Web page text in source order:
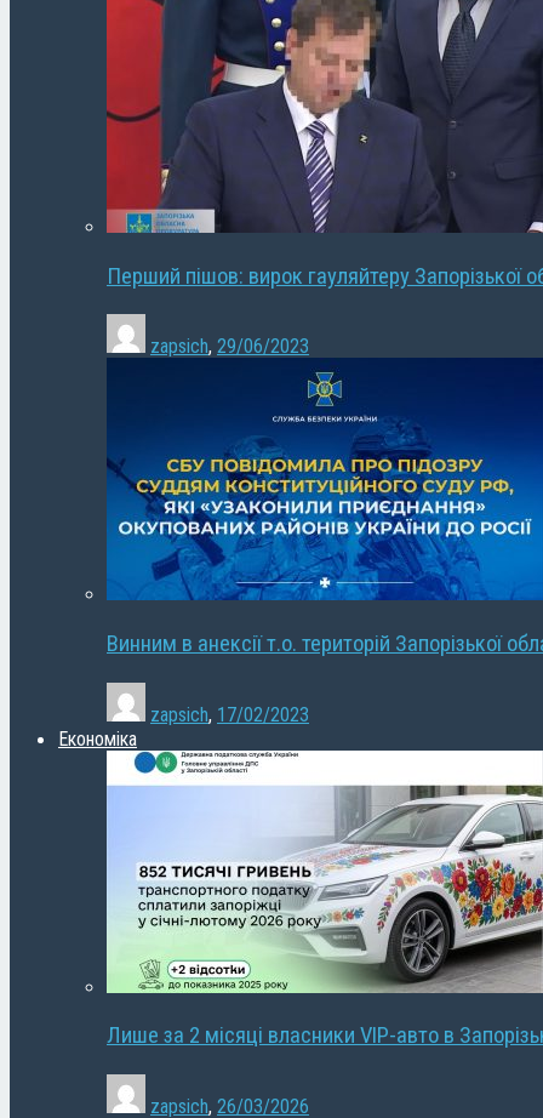
Перший пішов: вирок гауляйтеру Запорізької
zapsich, 29/06/2023
Винним в анексії т.о. територій Запорізької
zapsich, 17/02/2023
Економіка
Лише за 2 місяці власники VIP-авто в
zapsich, 26/03/2026